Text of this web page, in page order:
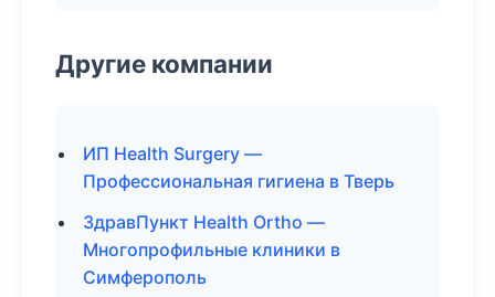
Другие компании
ИП Health Surgery —
Профессиональная гигиена в Тверь
ЗдравПункт Health Ortho —
Многопрофильные клиники в
Симферополь